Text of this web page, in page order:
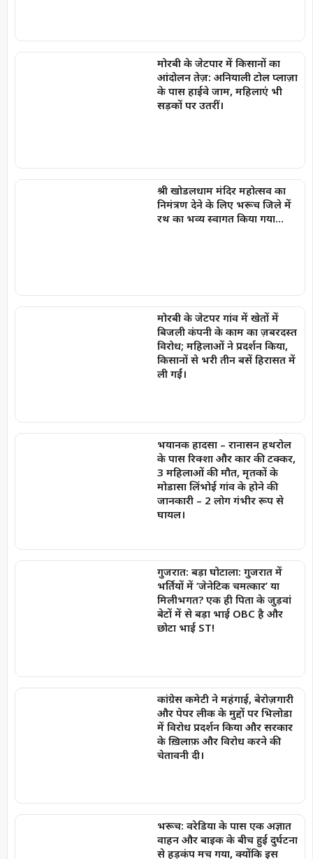
मोरबी के जेटपार में किसानों का
आंदोलन तेज़: अनियाली टोल प्लाज़ा
के पास हाईवे जाम, महिलाएं भी
सड़कों पर उतरीं।
श्री खोडलधाम मंदिर महोत्सव का
निमंत्रण देने के लिए भरूच जिले में
रथ का भव्य स्वागत किया गया…
मोरबी के जेटपर गांव में खेतों में
बिजली कंपनी के काम का ज़बरदस्त
विरोध; महिलाओं ने प्रदर्शन किया,
किसानों से भरी तीन बसें हिरासत में
ली गईं।
भयानक हादसा – रानासन हथरोल
के पास रिक्शा और कार की टक्कर,
3 महिलाओं की मौत, मृतकों के
मोडासा लिंभोई गांव के होने की
जानकारी – 2 लोग गंभीर रूप से
घायल।
गुजरात: बड़ा घोटाला: गुजरात में
भर्तियों में ‘जेनेटिक चमत्कार’ या
मिलीभगत? एक ही पिता के जुड़वां
बेटों में से बड़ा भाई OBC है और
छोटा भाई ST!
कांग्रेस कमेटी ने महंगाई, बेरोज़गारी
और पेपर लीक के मुद्दों पर भिलोडा
में विरोध प्रदर्शन किया और सरकार
के ख़िलाफ़ और विरोध करने की
चेतावनी दी।
भरूच: वरेडिया के पास एक अज्ञात
वाहन और बाइक के बीच हुई दुर्घटना
से हड़कंप मच गया, क्योंकि इस